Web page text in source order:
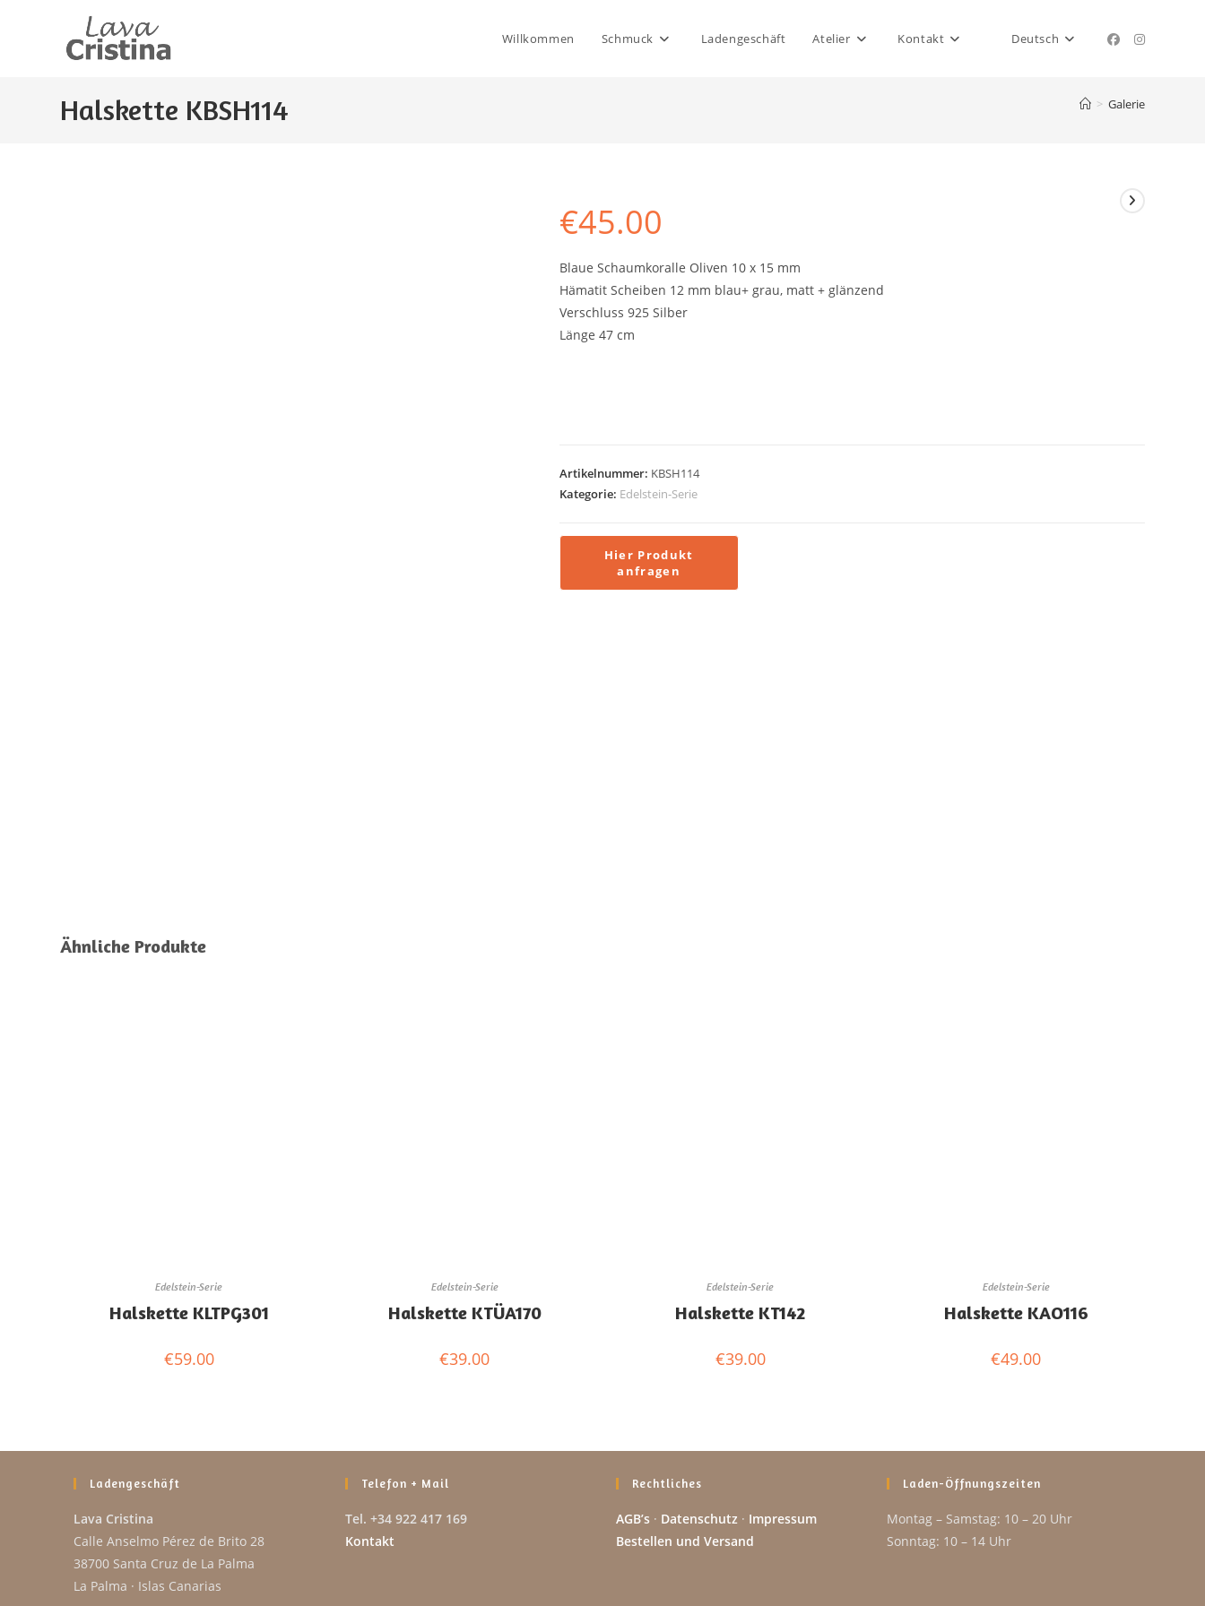
Willkommen Schmuck Ladengeschäft Atelier Kontakt Deutsch
Halskette KBSH114 > Galerie
€45.00
Blaue Schaumkoralle Oliven 10 x 15 mm
Hämatit Scheiben 12 mm blau+ grau, matt + glänzend
Verschluss 925 Silber
Länge 47 cm
Artikelnummer: KBSH114
Kategorie: Edelstein-Serie
Ähnliche Produkte
Edelstein-Serie
Halskette KLTPG301
€59.00
Edelstein-Serie
Halskette KTÜA170
€39.00
Edelstein-Serie
Halskette KT142
€39.00
Edelstein-Serie
Halskette KAO116
€49.00
Ladengeschäft
Lava Cristina
Calle Anselmo Pérez de Brito 28
38700 Santa Cruz de La Palma
La Palma · Islas Canarias
Telefon + Mail
Tel. +34 922 417 169
Kontakt
Rechtliches
AGB’s· Datenschutz· Impressum
Bestellen und Versand
Laden-Öffnungszeiten
Montag – Samstag: 10 – 20 Uhr
Sonntag: 10 – 14 Uhr